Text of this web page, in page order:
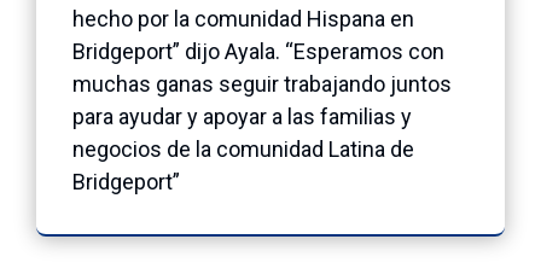
hecho por la comunidad Hispana en
Bridgeport” dijo Ayala. “Esperamos con
muchas ganas seguir trabajando juntos
para ayudar y apoyar a las familias y
negocios de la comunidad Latina de
Bridgeport”